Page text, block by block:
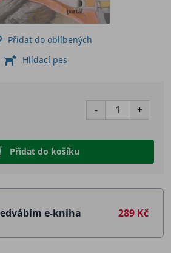
- +
Přidat do košíku
Přidat do oblíbených
Hlídací pes
e-kniha 289 Kč